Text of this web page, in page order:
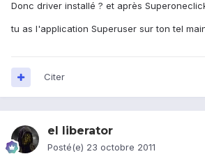
Donc driver installé ? et après
tu as l'application Superuser sur ton tel
Citer
el liberator
Posté(e) 23 octobre 2011